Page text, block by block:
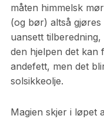
måten himmelsk
(og bør) altså
uansett
den hjelpen det kan
andefett, men det
solsikkeolje.
Magien skjer i løpet